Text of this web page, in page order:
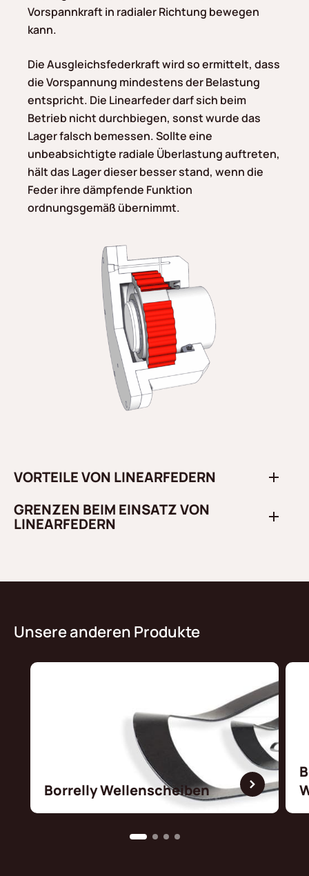
Vorspannkraft in radialer Richtung bewegen
kann.
Die Ausgleichsfederkraft wird so ermittelt, dass
die Vorspannung mindestens der Belastung
entspricht. Die Linearfeder darf sich beim
Betrieb nicht durchbiegen, sonst wurde das
Lager falsch bemessen. Sollte eine
unbeabsichtigte radiale Überlastung auftreten,
hält das Lager dieser besser stand, wenn die
Feder ihre dämpfende Funktion
ordnungsgemäß übernimmt.
VORTEILE VON LINEARFEDERN
GRENZEN BEIM EINSATZ VON
LINEARFEDERN
Unsere anderen Produkte
Borrelly Wellenscheiben